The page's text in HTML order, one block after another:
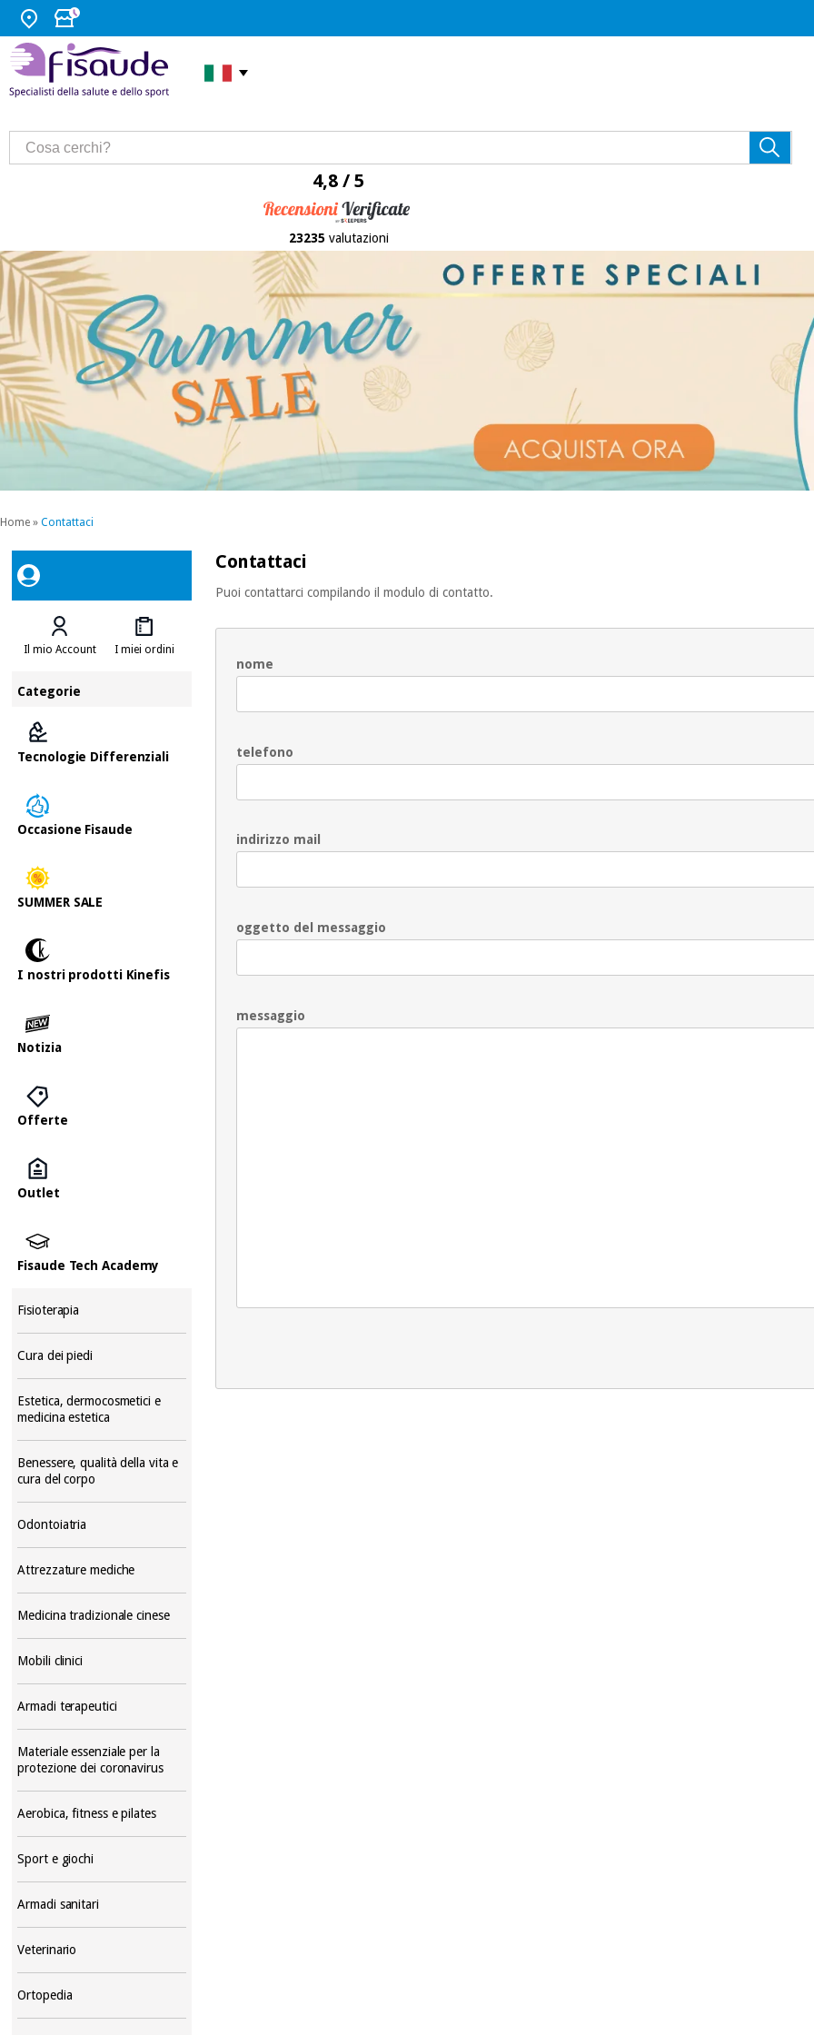
4,8 / 5
23235 valutazioni
Home » Contattaci
Il mio Account I miei ordini
Categorie
Tecnologie Differenziali
Occasione Fisaude
SUMMER SALE
I nostri prodotti Kinefis
Notizia
Offerte
Outlet
Fisaude Tech Academy
Fisioterapia
Cura dei piedi
Estetica, dermocosmetici e
medicina estetica
Benessere, qualità della vita e
cura del corpo
Odontoiatria
Attrezzature mediche
Medicina tradizionale cinese
Mobili clinici
Armadi terapeutici
Materiale essenziale per la
protezione dei coronavirus
Aerobica, fitness e pilates
Sport e giochi
Armadi sanitari
Veterinario
Ortopedia
Contattaci
Puoi contattarci compilando il modulo di contatto.
nome
telefono
indirizzo mail
oggetto del messaggio
messaggio